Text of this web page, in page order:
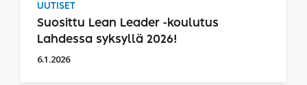
UUTISET
Suosittu Lean Leader -koulutus
Lahdessa syksyllä 2026!
6.1.2026